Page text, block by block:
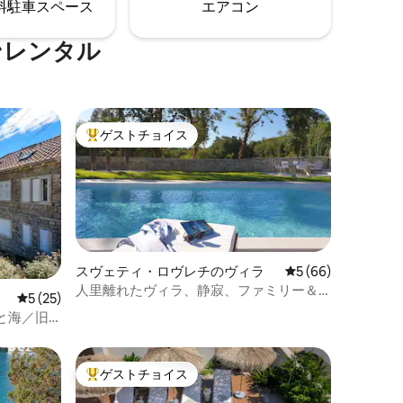
ビー
。
探索するのに最適な拠点となります。車2
駐⁠車ス⁠ペ⁠ー⁠ス エアコン
ンタル
レビュー25件、5つ星中5つ星の平均評価
5 (25)
海／旧
大好評のゲストチョイスです。
ゲストチョイス
スヴェティ・ロヴレチのヴィラ レビュー66件、5
5 (66)
人里離れたヴィラ、静寂、ファミリー＆
大好評のゲストチョイスです。
ゲストチョイス